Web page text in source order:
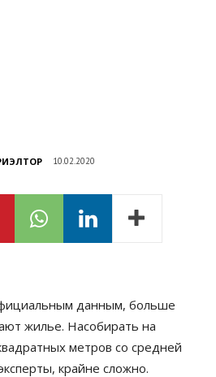
10.02.2020
данным, больше
жилье. Насобирать на
метров со средней
крайне сложно.